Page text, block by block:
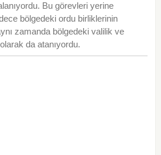
Bu görevleri yerine
bölgedeki ordu birliklerinin
zamanda bölgedeki valilik ve
da atanıyordu.